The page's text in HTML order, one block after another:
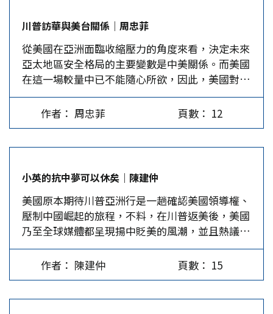
家「田野調查」的專業領域，蔡英文既不具備人類
學專業，而以總統之尊跑去南太平洋從事人類學的
「田野」工作，也荒廢總統職務，改由人類學家組
成學術研究團隊前往做「田野調查」足矣。…
案例？在在讓人困惑。 BOT的「圖利」圖的利為
何？固然有「私利」，更有偉大情懷之「公利」。
這就牽涉到BOT的精神，國人不解，隨著特定媒體
起舞，衍生更多政治亂象。試想隨意的一個「圖利
罪」，使得未來誰還敢主持政府BOT的談判會議？
如果台北地檢署的認定可以成立，則檢視高雄巨蛋
的情況會更為嚴重；如果黨外時期就批評司法檢調
有問題，當前司法檢調的病恐怕更嚴重。 BOT有
川普訪華與美台關係｜周忠菲
從美國在亞洲面臨收縮壓力的角度來看，決定未來
亞太地區安全格局的主要變數是中美關係。而美國
在這一場較量中已不能隨心所欲，因此，美國對台
政策的調整趨勢，將是弱化而不是強化。 頭暈目
眩的中美關係 川普對北京的華麗訪問已經結束。
這次訪華，最耀眼的光芒是大陸給予川普state
發表任何雙邊公報，也沒有針對任何問題採取共同
決策。 川普訪華剛結束，11月16日，國防部亞太
事務助理部長被提名人，「友台派」薛瑞福
(Randall…
作者： 周忠菲 頁數： 12
小英的抗中夢可以休矣｜陳建仲
美國原本期待川普亞洲行是一趟確認美國領導權、
壓制中國崛起的旅程，不料，在川普返美後，美國
乃至全球媒體都呈現揚中貶美的風潮，並且熱議西
方遭東風壓倒的各種原因。但這一切發展，仍然搖
不醒蔡英文的抗中夢。 川普自我評估他的亞洲行
是滿分的，帶回3千億美元，是歷史性成就；但美
作者： 陳建仲 頁數： 15